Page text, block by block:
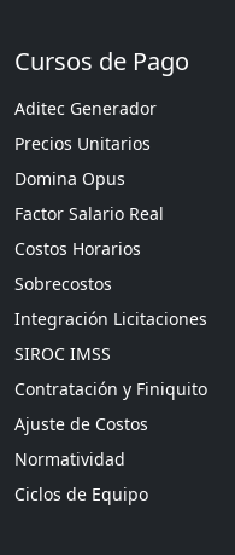
Cursos de Pago
Aditec Generador
Precios Unitarios
Domina Opus
Factor Salario Real
Costos Horarios
Sobrecostos
Integración Licitaciones
SIROC IMSS
Contratación y Finiquito
Ajuste de Costos
Normatividad
Ciclos de Equipo